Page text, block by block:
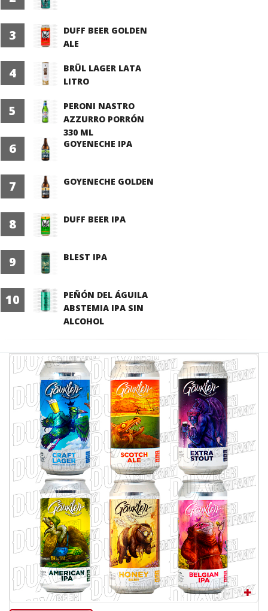
3
DUFF BEER GOLDEN
ALE
4
BRÜL LAGER LATA
LITRO
5
PERONI NASTRO
AZZURRO PORRÓN
330 ML
6 GOYENECHE IPA
7 GOYENECHE GOLDEN
8 DUFF BEER IPA
9 BLEST IPA
10
PEÑÓN DEL ÁGUILA
ABSTEMIA IPA SIN
ALCOHOL